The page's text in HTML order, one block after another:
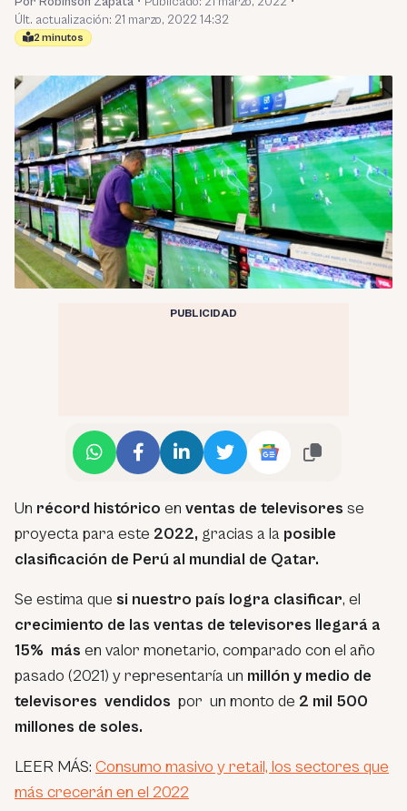
Últ. actualización: 21 marzo, 2022 14:32
2 minutos
PUBLICIDAD
Un récord histórico en ventas de televisores se
proyecta para este 2022, gracias a la posible
clasificación de Perú al mundial de Qatar.
Se estima que si nuestro país logra clasificar, el
crecimiento de las ventas de televisores llegará a
15% más en valor monetario, comparado con el año
pasado (2021) y representaría un millón y medio de
televisores vendidos por un monto de 2 mil 500
millones de soles.
LEER MÁS: Consumo masivo y retail, los sectores que
más crecerán en el 2022